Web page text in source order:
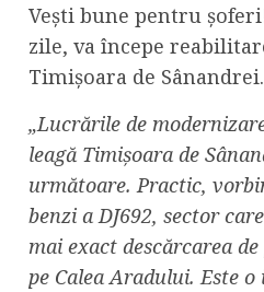
Vești bune pentru
zile, va începe
Timișoara de Sânandrei.
„Lucrările de
leagă Timișoara de
următoare. Practic,
benzi a DJ692, sector
mai exact descărcarea
pe Calea Aradului. Este